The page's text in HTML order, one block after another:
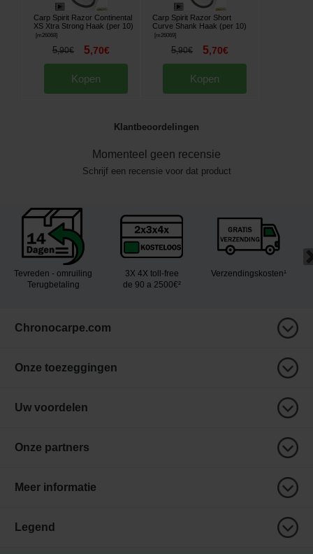
Carp Spirit Razor Continental
XS Xtra Strong Haak (per 10)
[m26068]
5,90€ 5,70€
Kopen
Carp Spirit Razor Short
Curve Shank Haak (per 10)
[m26069]
5,90€ 5,70€
Kopen
Klantbeoordelingen
Momenteel geen recensie
Schrijf een recensie voor dat product
Tevreden - omruiling
Terugbetaling
3X 4X toll-free
de 90 a 2500€²
Verzendingskosten¹
Chronocarpe.com
Onze toezeggingen
Uw voordelen
Onze partners
Meer informatie
Legend